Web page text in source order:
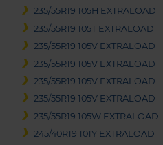
235/55R19 105H EXTRALOAD
235/55R19 105T EXTRALOAD
235/55R19 105V EXTRALOAD
235/55R19 105V EXTRALOAD
235/55R19 105V EXTRALOAD
235/55R19 105V EXTRALOAD
235/55R19 105W EXTRALOAD
245/40R19 101Y EXTRALOAD